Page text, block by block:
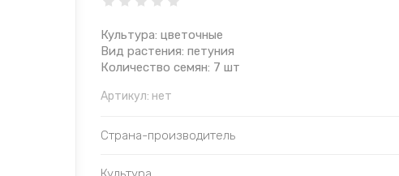
Культура: цветочные
Вид растения: петуния
Количество семян: 7 шт
Артикул: нет
Страна-производитель